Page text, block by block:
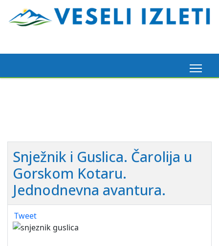
Snježnik i Guslica. Čarolija u
Gorskom Kotaru.
Jednodnevna avantura.
Tweet